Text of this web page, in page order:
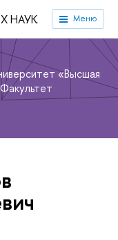
НАУК Меню
«Высшая
Факультет